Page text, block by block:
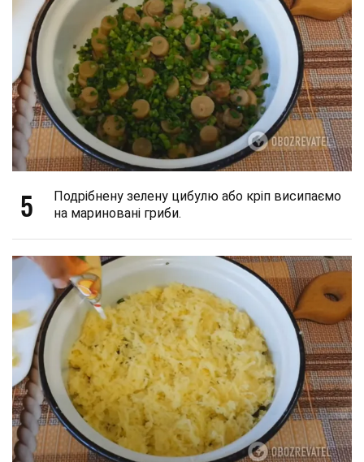
5
Подрібнену зелену цибулю або кріп висипаємо
на мариновані гриби.